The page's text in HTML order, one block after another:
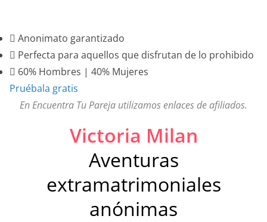
Anonimato garantizado
Perfecta para aquellos que disfrutan de lo prohibido
60% Hombres | 40% Mujeres
Pruébala gratis
En Encuentra Tu Pareja utilizamos enlaces de afiliados.
Victoria Milan
Aventuras
extramatrimoniales
anónimas